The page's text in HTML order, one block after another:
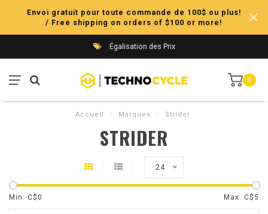
Envoi gratuit pour toute commande de 100$ ou plus!
/ Free shipping on orders of $100 or more!
Égalisation des Prix
0
Accueil / Marques / Strider
STRIDER
24
Min: C$0 Max: C$5